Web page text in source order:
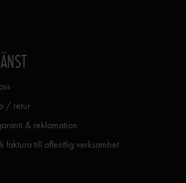
/ retur
& reklamation
faktura till offentlig verksamhet